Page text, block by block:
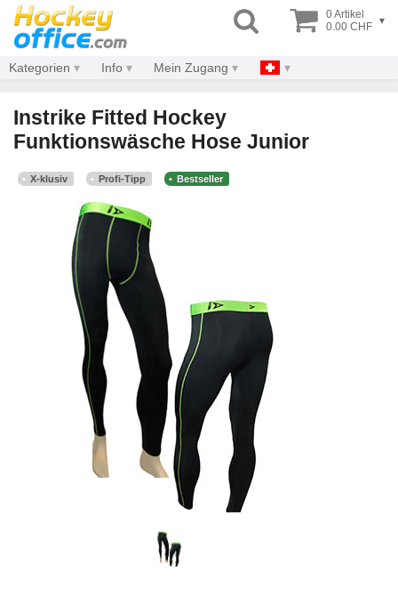
0 Artikel
0.00 CHF ▾
Kategorien Info Mein Zugang
Instrike Fitted Hockey
Funktionswäsche Hose Junior
X-klusiv Profi-Tipp Bestseller